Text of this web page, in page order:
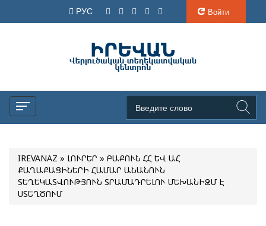
РУС Войти
IREVANAZ » ԼՈՒՐԵՐ » ԲԱՔՈՒՆ ՀՀ ԵՎ ԱՀ
ՔԱՂԱՔԱՑԻՆԵՐԻ ՀԱՄԱՐ ԱՆԱՆՈՒՆ
ՏԵՂԵԿԱՏՎՈՒԹՅՈՒՆ ՏՐԱՄԱԴՐԵԼՈՒ ՄԵԽԱՆԻԶՄ Է
ՍՏԵՂԾՈՒՄ